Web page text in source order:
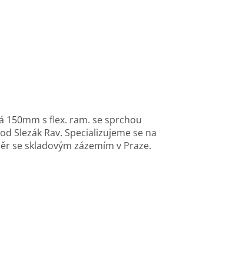
150mm s flex. ram. se sprchou
Slezák Rav. Specializujeme se na
se skladovým zázemím v Praze.